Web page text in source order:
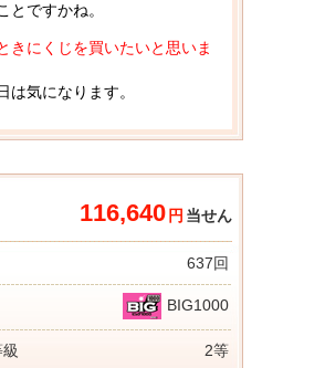
とですかね。
きにくじを買いたいと思いま
は気になります。
116,640 円 当せん
637回
BIG1000
2等